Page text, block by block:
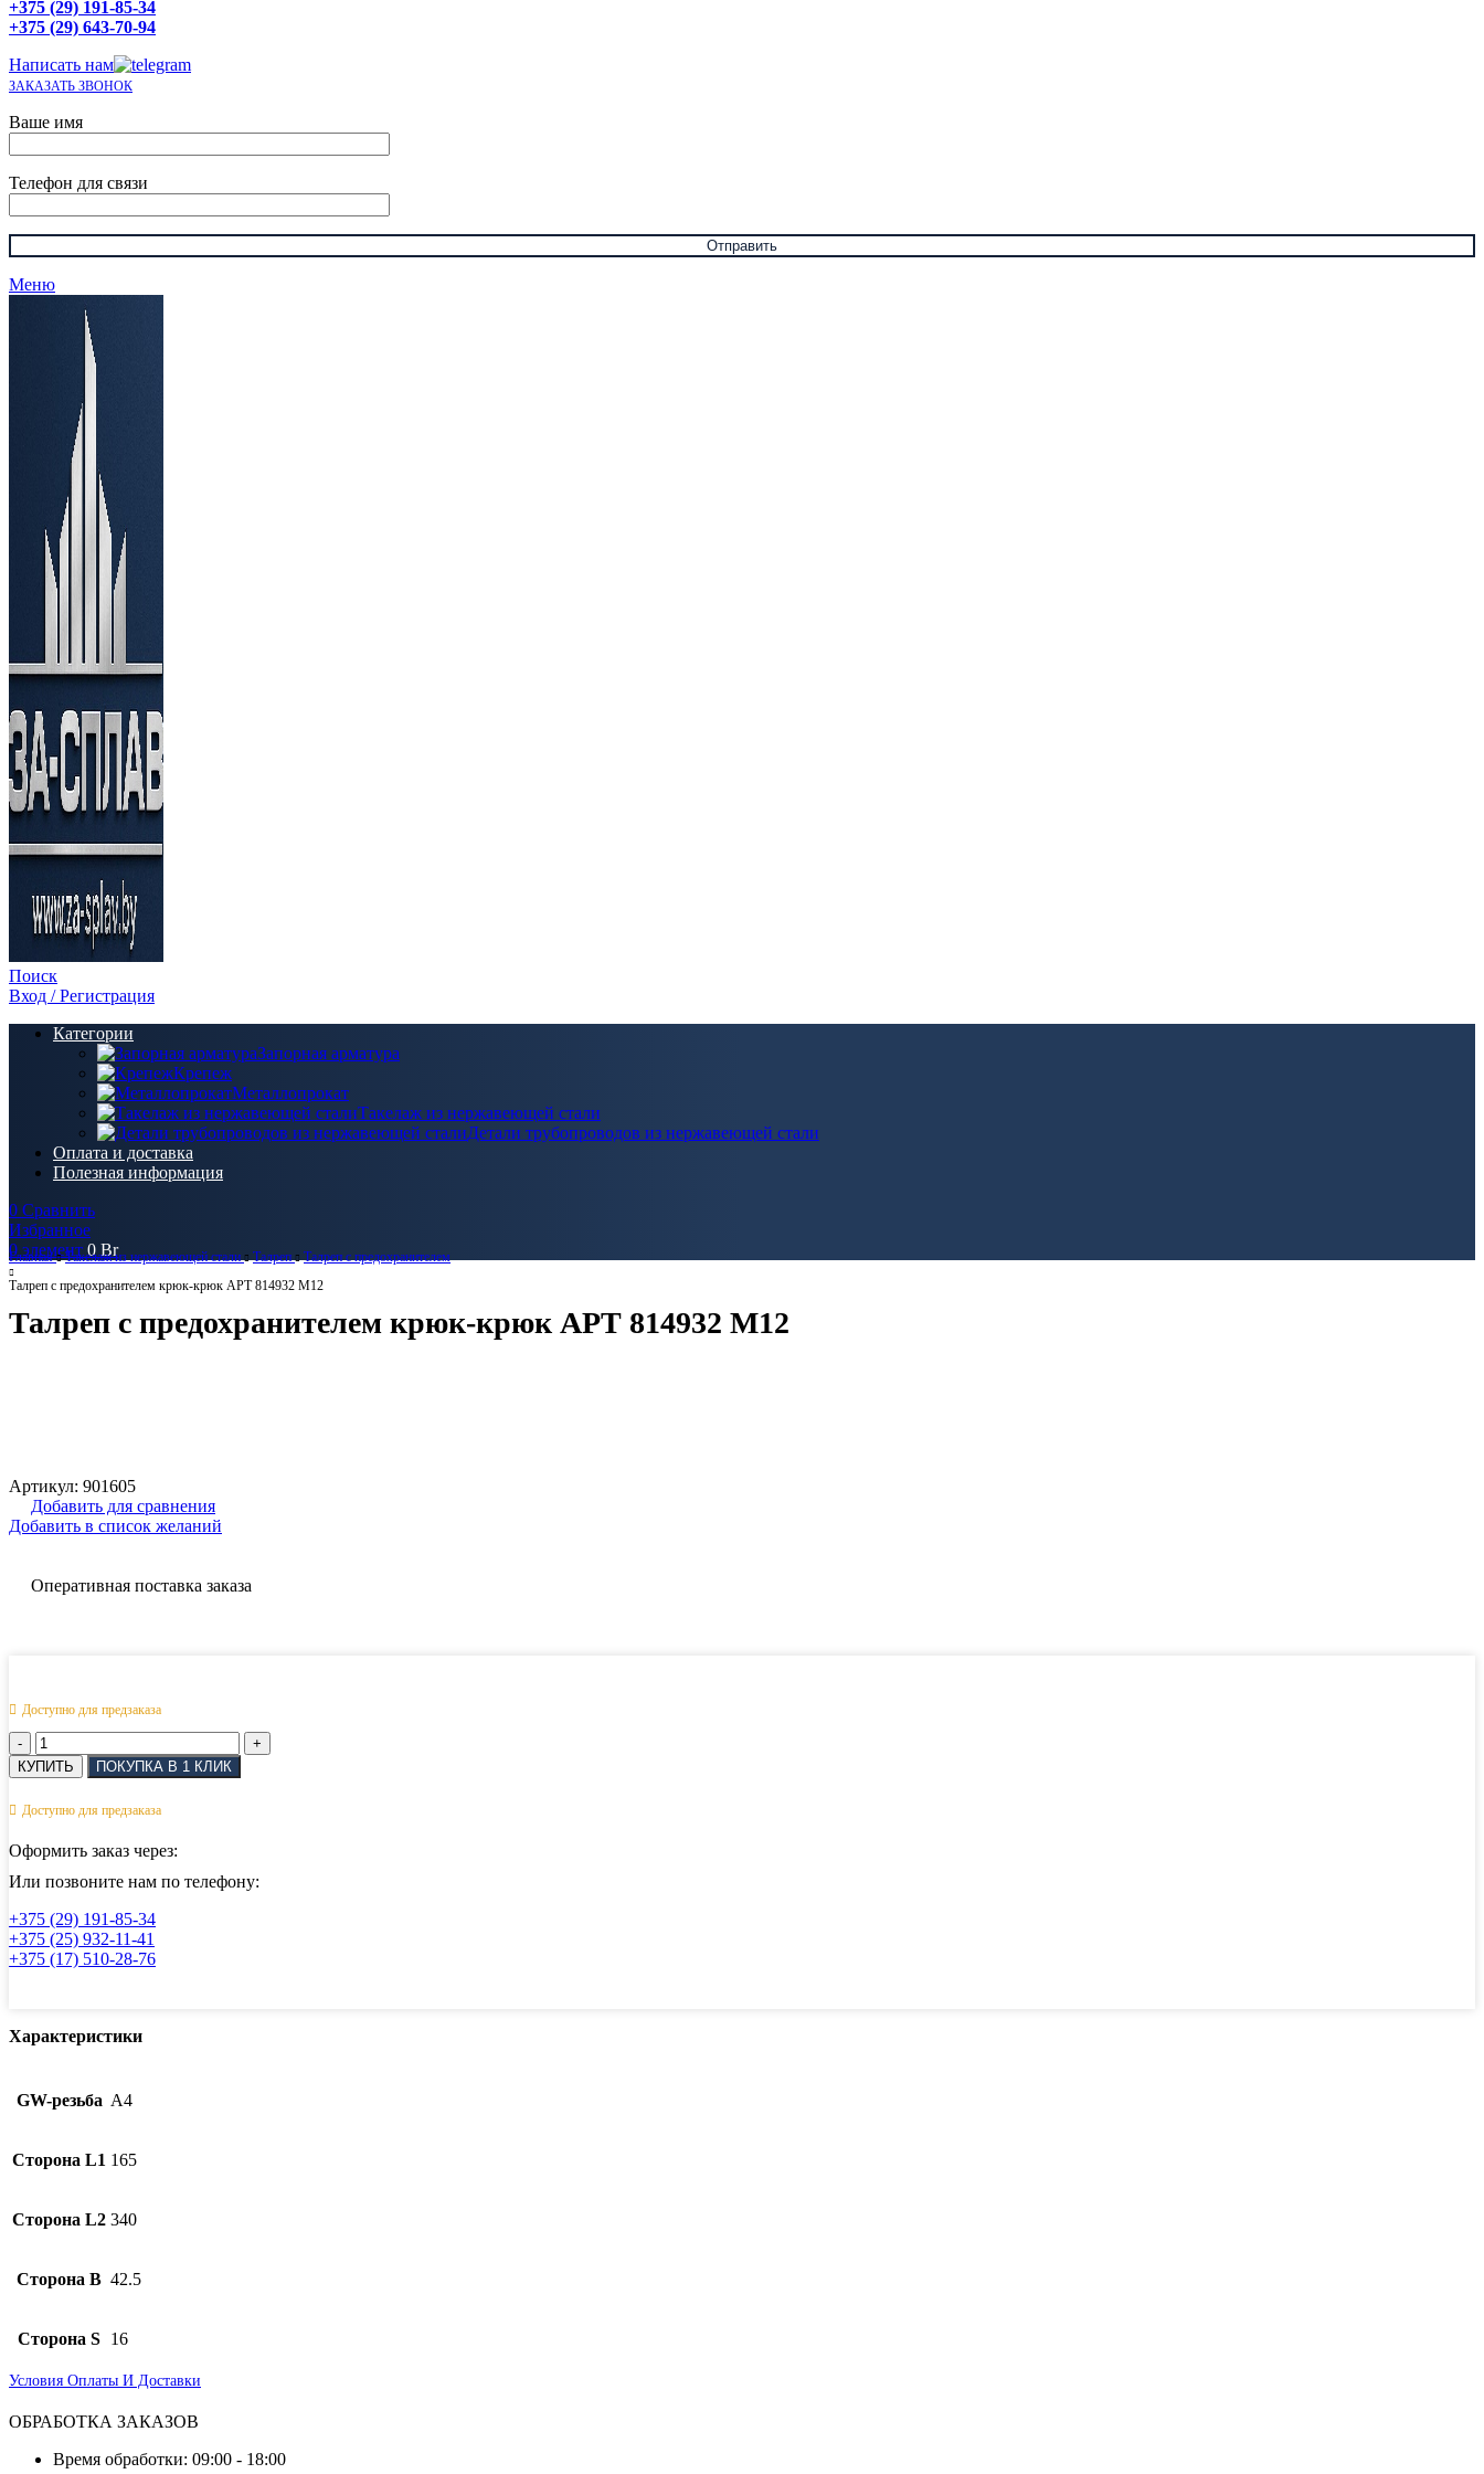
+375 (29) 191-85-34
+375 (29) 643-70-94
Написать нам
ЗАКАЗАТЬ ЗВОНОК
Ваше имя
Телефон для связи
Меню
Поиск
Вход / Регистрация
Категории
Запорная арматура
Крепеж
Металлопрокат
Такелаж из нержавеющей стали
Детали трубопроводов из нержавеющей стали
Оплата и доставка
Полезная информация
0 Сравнить
Избранное
0 элемент 0 Br
Главная Такелаж из нержавеющей стали Талреп Талреп c предохранителем
Талреп c предохранителем крюк-крюк АРТ 814932 M12
Талреп c предохранителем крюк-крюк АРТ 814932 M12
Артикул: 901605
Добавить для сравнения
Добавить в список желаний
Оперативная поставка заказа
Доступно для предзаказа
Количество
товара
Талреп
предохранителем
крюк
АРТ
M12
КУПИТЬ ПОКУПКА В 1 КЛИК
Доступно для предзаказа
Оформить заказ через:
Или позвоните нам по телефону:
+375 (29) 191-85-34
+375 (25) 932-11-41
+375 (17) 510-28-76
Характеристики
GW-резьба А4
Сторона L1 165
Сторона L2 340
Сторона B 42.5
Сторона S 16
Условия Оплаты И Доставки
ОБРАБОТКА ЗАКАЗОВ
Время обработки: 09:00 - 18:00